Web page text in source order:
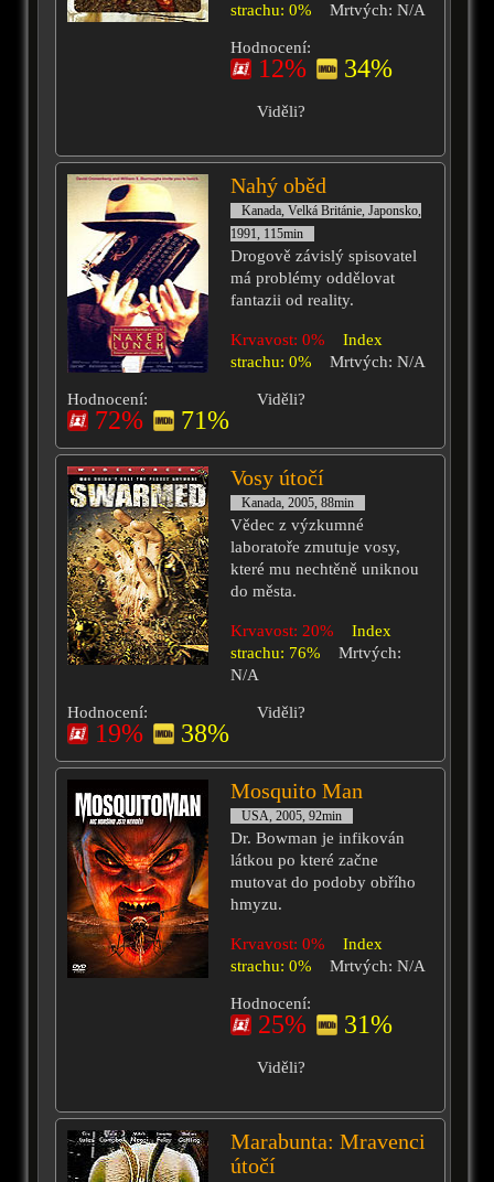
strachu: 0%
Mrtvých: N/A
Hodnocení:
12% 34%
Viděli?
Nahý oběd
Kanada, Velká Británie, Japonsko,
1991, 115min
Drogově závislý spisovatel
má problémy oddělovat
fantazii od reality.
Krvavost: 0%
Index
strachu: 0%
Mrtvých: N/A
Hodnocení:
72% 71%
Viděli?
Vosy útočí
Kanada, 2005, 88min
Vědec z výzkumné
laboratoře zmutuje vosy,
které mu nechtěně uniknou
do města.
Krvavost: 20%
Index
strachu: 76%
Mrtvých:
N/A
Hodnocení:
19% 38%
Viděli?
Mosquito Man
USA, 2005, 92min
Dr. Bowman je infikován
látkou po které začne
mutovat do podoby obřího
hmyzu.
Krvavost: 0%
Index
strachu: 0%
Mrtvých: N/A
Hodnocení:
25% 31%
Viděli?
Marabunta: Mravenci
útočí